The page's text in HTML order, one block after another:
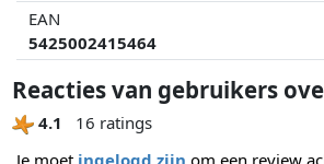
EAN
5425002415464
Reacties van gebruikers
4.1
16 ratings
Je moet ingelogd zijn om een review